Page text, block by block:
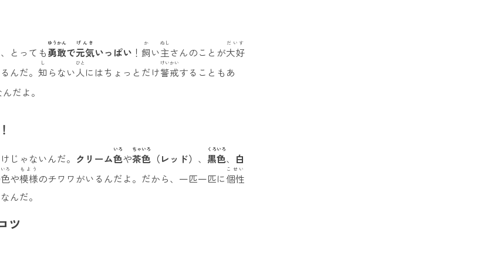
とっても勇敢
ゆうかん
で元気
げんき
いっぱい ！飼
か
い主
ぬし
さんのことが大好
だいす
んだ。知
し
らない人
ひと
にはちょっとだけ警戒
けいかい
することもあ
んだよ。
じゃないんだ。 クリーム色
いろ
や茶色
ちゃいろ
（レッド） 、黒色
くろいろ
、 白
色
いろ
や模様
もよう
のチワワがいるんだよ。だから、一匹一匹に個性
こせい
んだ。
ツ